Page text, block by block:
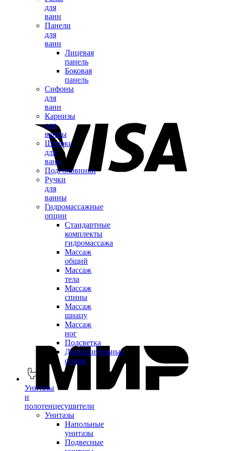
для
ванн
Панели
для
ванн
Лицевая
панель
Боковая
панель
Сифоны
для
ванн
Карнизы
для
ванны
Шторки
для
ванн
Подголовники
Ручки
для
ванны
Гидромассажные
опции
Стандартные
комплекты
гидромассажа
Массаж
общий
Массаж
тела
Массаж
спины
Массаж
шиацу
Массаж
ног
Подсветка
Дополнительные
опции
Унитазы
и
полотенцесушители
Унитазы
Напольные
унитазы
Подвесные